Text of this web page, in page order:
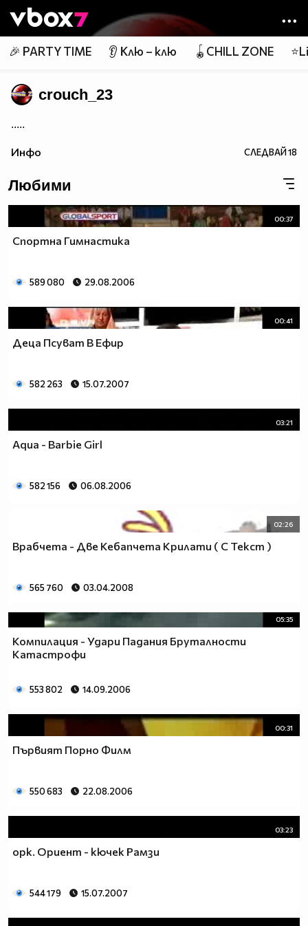
👾
🎉 PARTY TIME 👂 Клю – клю 🪀CHILL ZONE
crouch_23
.....
Инфо СЛЕДВАЙ18
Любими
00:37
Спортна Гимнастика
589 080 29.08.2006
00:41
Деца Псуват В Ефир
582 263 15.07.2007
03:21
Aqua - Barbie Girl
582 156 06.08.2006
02:26
Врабчета - Две Кебапчета Крилати ( С Текст )
565 760 03.04.2008
05:35
Компилация - Удари Падания Бруталности
Катастрофи
553 802 14.09.2006
00:31
Първият Порно Филм
550 683 22.08.2006
03:23
орк. Ориент - кючек Рамзи
544 179 15.07.2007